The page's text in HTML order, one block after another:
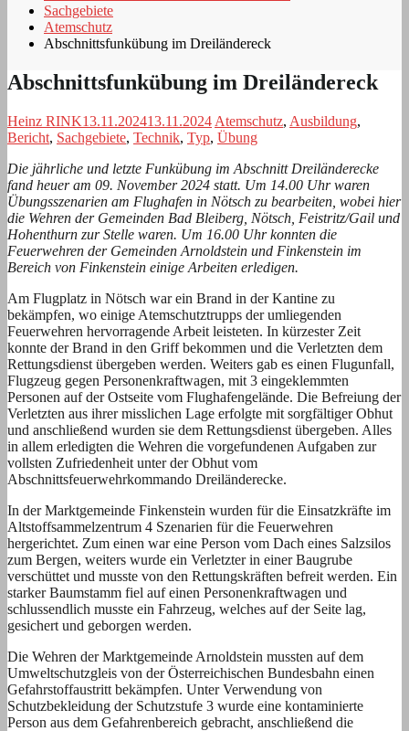
Sachgebiete
Atemschutz
Abschnittsfunkübung im Dreiländereck
Abschnittsfunkübung im Dreiländereck
Heinz RINK13.11.202413.11.2024 Atemschutz, Ausbildung,
Bericht, Sachgebiete, Technik, Typ, Übung
Die jährliche und letzte Funkübung im Abschnitt Dreiländerecke
fand heuer am 09. November 2024 statt. Um 14.00 Uhr waren
Übungsszenarien am Flughafen in Nötsch zu bearbeiten, wobei hier
die Wehren der Gemeinden Bad Bleiberg, Nötsch, Feistritz/Gail und
Hohenthurn zur Stelle waren. Um 16.00 Uhr konnten die
Feuerwehren der Gemeinden Arnoldstein und Finkenstein im
Bereich von Finkenstein einige Arbeiten erledigen.
Am Flugplatz in Nötsch war ein Brand in der Kantine zu
bekämpfen, wo einige Atemschutztrupps der umliegenden
Feuerwehren hervorragende Arbeit leisteten. In kürzester Zeit
konnte der Brand in den Griff bekommen und die Verletzten dem
Rettungsdienst übergeben werden. Weiters gab es einen Flugunfall,
Flugzeug gegen Personenkraftwagen, mit 3 eingeklemmten
Personen auf der Ostseite vom Flughafengelände. Die Befreiung der
Verletzten aus ihrer misslichen Lage erfolgte mit sorgfältiger Obhut
und anschließend wurden sie dem Rettungsdienst übergeben. Alles
in allem erledigten die Wehren die vorgefundenen Aufgaben zur
vollsten Zufriedenheit unter der Obhut vom
Abschnittsfeuerwehrkommando Dreiländerecke.
In der Marktgemeinde Finkenstein wurden für die Einsatzkräfte im
Altstoffsammelzentrum 4 Szenarien für die Feuerwehren
hergerichtet. Zum einen war eine Person vom Dach eines Salzsilos
zum Bergen, weiters wurde ein Verletzter in einer Baugrube
verschüttet und musste von den Rettungskräften befreit werden. Ein
starker Baumstamm fiel auf einen Personenkraftwagen und
schlussendlich musste ein Fahrzeug, welches auf der Seite lag,
gesichert und geborgen werden.
Die Wehren der Marktgemeinde Arnoldstein mussten auf dem
Umweltschutzgleis von der Österreichischen Bundesbahn einen
Gefahrstoffaustritt bekämpfen. Unter Verwendung von
Schutzbekleidung der Schutzstufe 3 wurde eine kontaminierte
Person aus dem Gefahrenbereich gebracht, anschließend die